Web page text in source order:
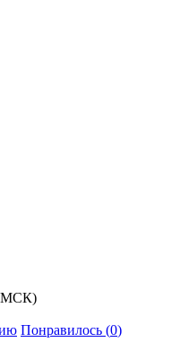
(МСК)
Понравилось (0)